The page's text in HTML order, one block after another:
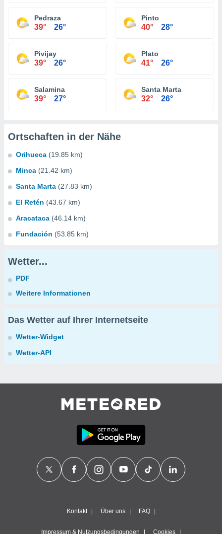
Pedraza
39° 26°
Pinto
40° 28°
Pivijay
39° 26°
Plato
41° 26°
Salamina
39° 27°
Santa Marta
32° 26°
Ortschaften in der Nähe
Orihueca (19.85 km)
Minca (21.42 km)
Santa Marta (27.83 km)
El Retén (43.67 km)
Aracataca (46.14 km)
Fundación (53.85 km)
Wetter...
PDF
Weitere Informationen
Das Wetter auf Ihrer Internetseite
Wetter-Widget
Wetter-API
Kontakt Über uns FAQ
Impressum & Nutzungsbedingungen Cookies